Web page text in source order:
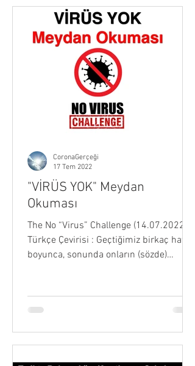
"VİRÜS YOK" Meydan
Okuması
The No “Virus” Challenge (14.07.2022)
Türkçe Çevirisi : Geçtiğimiz birkaç hafta
boyunca, sonunda onların (sözde)
CoronaGerçeği
17 Tem 2022